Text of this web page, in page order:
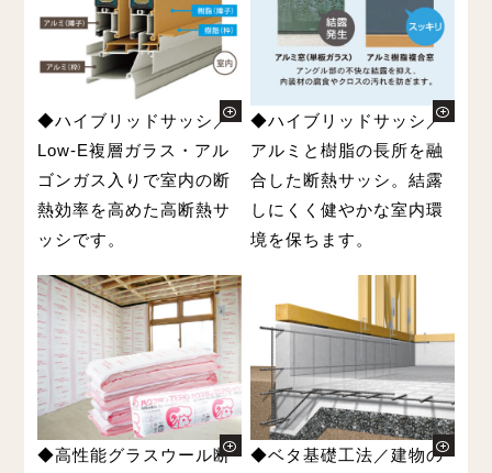
◆ハイブリッドサッシ／
Low-E複層ガラス・アル
ゴンガス入りで室内の断
熱効率を高めた高断熱サ
ッシです。
◆ハイブリッドサッシ／
アルミと樹脂の長所を融
合した断熱サッシ。結露
しにくく健やかな室内環
境を保ちます。
◆高性能グラスウール断
◆ベタ基礎工法／建物の